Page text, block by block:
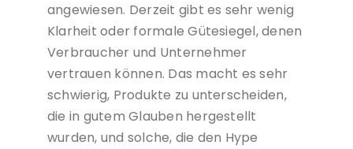
angewiesen. Derzeit gibt es sehr wenig
Klarheit oder formale Gütesiegel, denen
Verbraucher und Unternehmer
vertrauen können. Das macht es sehr
schwierig, Produkte zu unterscheiden,
die in gutem Glauben hergestellt
wurden, und solche, die den Hype